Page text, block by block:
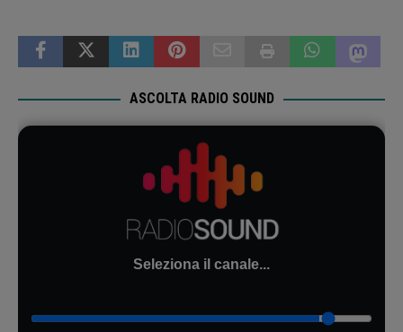
ASCOLTA RADIO SOUND
Seleziona il canale...